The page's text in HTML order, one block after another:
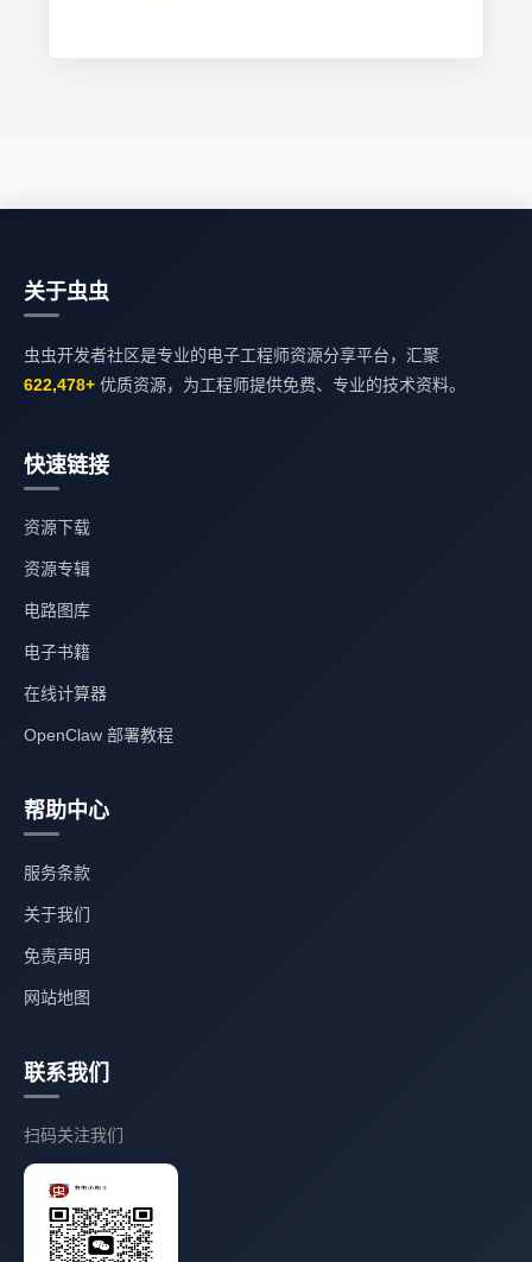
关于虫虫
虫虫开发者社区是专业的电子工程师资源分享平台，汇聚
622,478+ 优质资源，为工程师提供免费、专业的技术资料。
快速链接
资源下载
资源专辑
电路图库
电子书籍
在线计算器
OpenClaw 部署教程
帮助中心
服务条款
关于我们
免责声明
网站地图
联系我们
扫码关注我们